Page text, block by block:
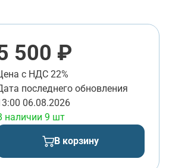
500 ₽
с НДС 22%
последнего обновления
06.08.2026
наличии 9 шт
В корзину